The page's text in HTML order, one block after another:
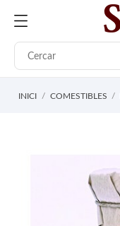
INICI COMESTIBLES